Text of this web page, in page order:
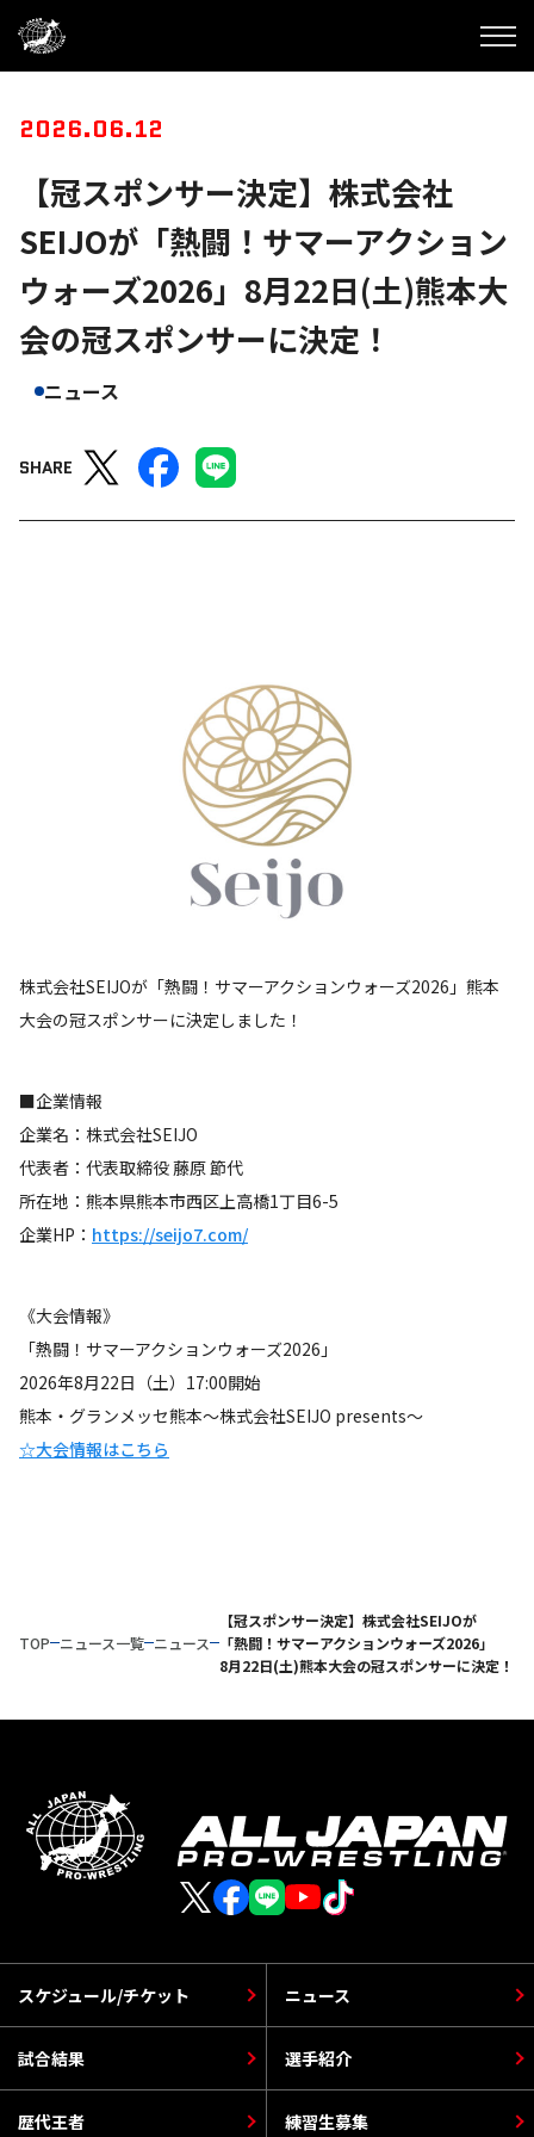
2026.06.12
【冠スポンサー決定】株式会社
SEIJOが「熱闘！サマーアクション
ウォーズ2026」8月22日(土)熊本大
会の冠スポンサーに決定！
ニュース
SHARE
株式会社SEIJOが「熱闘！サマーアクションウォーズ2026」熊本
大会の冠スポンサーに決定しました！
■企業情報
企業名：株式会社SEIJO
代表者：代表取締役 藤原 節代
所在地：熊本県熊本市西区上高橋1丁目6-5
企業HP： https://seijo7.com/
《大会情報》
「熱闘！サマーアクションウォーズ2026」
2026年8月22日（土）17:00開始
熊本・グランメッセ熊本〜株式会社SEIJO presents〜
☆大会情報はこちら
TOP ニュース一覧 ニュース
【冠スポンサー決定】株式会社SEIJOが
「熱闘！サマーアクションウォーズ2026」
8月22日(土)熊本大会の冠スポンサーに決定！
スケジュール/チケット
選手紹介
ニュース
歴代王者
試合結果
練習生募集